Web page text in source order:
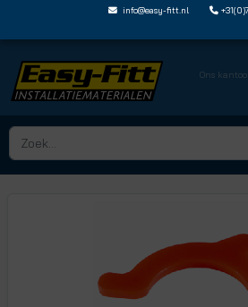
info@easy-fitt.nl
Ons
HOME › SPEEDFIT ACCESSOIRES EN RESERVE